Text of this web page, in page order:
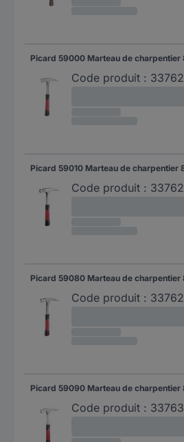
Code produit :
Code produit :
Picard 59080 Marteau de charpentier
Code produit :
Picard 59090 Marteau de charpentier
Code produit :